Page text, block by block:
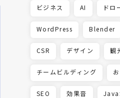
ビジネス AI ドロ
WordPress Blender
CSR デザイン 観
チームビルディング
SEO 効果音